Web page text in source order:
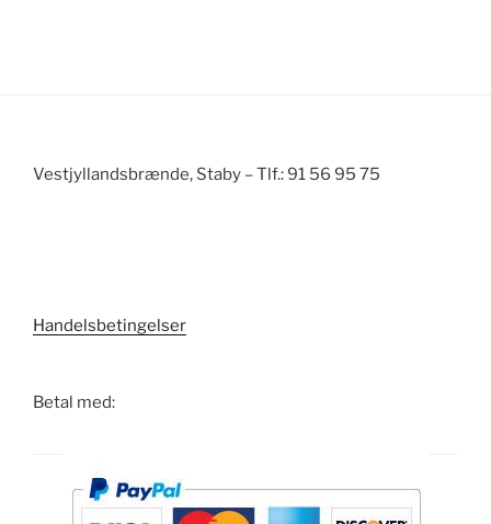
Vestjyllandsbrænde, Staby – Tlf.: 91 56 95 75
Handelsbetingelser
Betal med: